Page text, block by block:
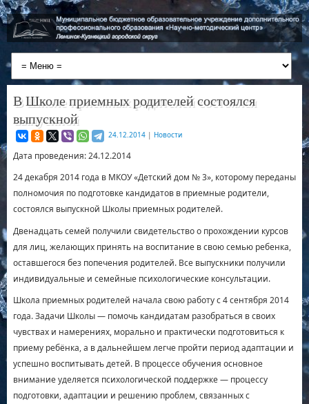
В Школе приемных родителей состоялся
выпускной
24.12.2014 | Новости
Дата проведения: 24.12.2014
24 декабря 2014 года в МКОУ «Детский дом № 3», которому переданы
полномочия по подготовке кандидатов в приемные родители,
состоялся выпускной Школы приемных родителей.
Двенадцать семей получили свидетельство о прохождении курсов
для лиц, желающих принять на воспитание в свою семью ребенка,
оставшегося без попечения родителей. Все выпускники получили
индивидуальные и семейные психологические консультации.
Школа приемных родителей начала свою работу с 4 сентября 2014
года. Задачи Школы — помочь кандидатам разобраться в своих
чувствах и намерениях, морально и практически подготовиться к
приему ребёнка, а в дальнейшем легче пройти период адаптации и
успешно воспитывать детей. В процессе обучения основное
внимание уделяется психологической поддержке — процессу
подготовки, адаптации и решению проблем, связанных с